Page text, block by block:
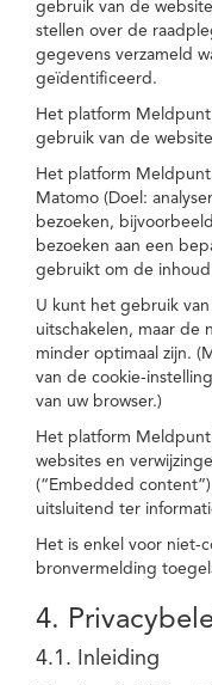
gebruik van de
stellen over de
gegevens verzameld
geïdentificeerd.
Het platform
gebruik van de
Het platform
Matomo (Doel:
bezoeken,
bezoeken aan een
gebruikt om de
U kunt het gebruik
uitschakelen, maar de
minder optimaal zijn.
van de cookie-
van uw browser.)
Het platform
websites en
(“Embedded
uitsluitend ter
Het is enkel voor niet-
bronvermelding
4.
4.1. Inleiding